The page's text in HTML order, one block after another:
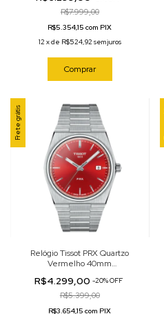
R$7.999,00
R$5.354,15 com PIX
12 xde R$524,92 sem juros
Comprar
Frete grátis
Relógio Tissot PRX Quartzo
Vermelho 40mm
R$4.299,00 -20%OFF
R$5.399,00
R$3.654,15 com PIX